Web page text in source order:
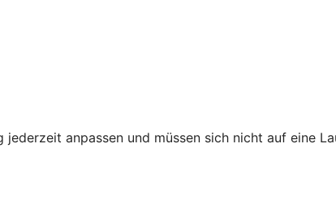
jederzeit anpassen und müssen sich nicht auf